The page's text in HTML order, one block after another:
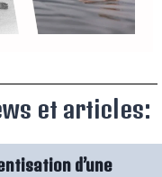
et articles:
d’une